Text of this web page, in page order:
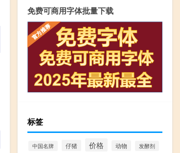
免费可商用字体批量下载
标签
中国名牌 仔猪 价格 动物 发酵剂